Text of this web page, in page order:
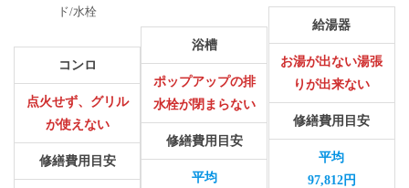
ド/水栓
コンロ
点火せず、グリル
が使えない
修繕費用目安
浴槽
ポップアップの排
水栓が閉まらない
修繕費用目安
平均
給湯器
お湯が出ない湯張
りが出来ない
修繕費用目安
平均
97,812円